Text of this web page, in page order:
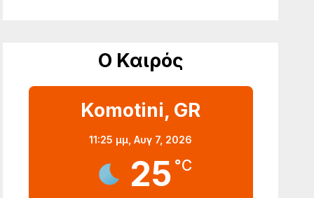
Ο Καιρός
Komotini, GR
11:25 μμ,Αυγ 7, 2026
25 °C